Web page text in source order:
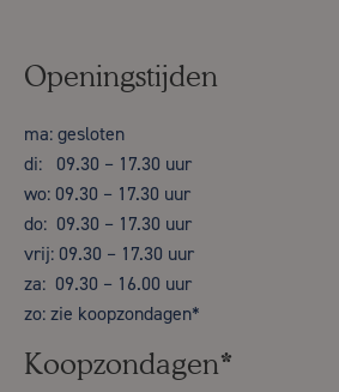
Openingstijden
ma: gesloten
di: 09.30 – 17.30 uur
wo: 09.30 – 17.30 uur
do: 09.30 – 17.30 uur
vrij: 09.30 – 17.30 uur
za: 09.30 – 16.00 uur
zo: zie koopzondagen*
Koopzondagen*